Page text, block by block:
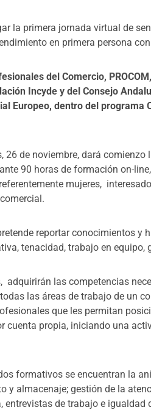
la primera jornada virtual de
en primera persona
del Comercio, PROCOM,
Incyde y del Consejo
Europeo, dentro del programa
26 de noviembre, dará
90 horas de formación on-
mujeres,
reportar conocimientos y
tenacidad, trabajo en
adquirirán las competencias
las áreas de trabajo de un
que les permitan
cuenta propia, iniciando una
formativos se encuentran la
y almacenaje; gestión de la
entrevistas de trabajo e igualdad